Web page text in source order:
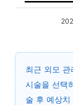
최근 외모
시술을 선택
술 후 예상